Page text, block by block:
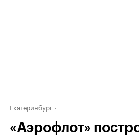
Екатеринбург
«Аэрофлот»